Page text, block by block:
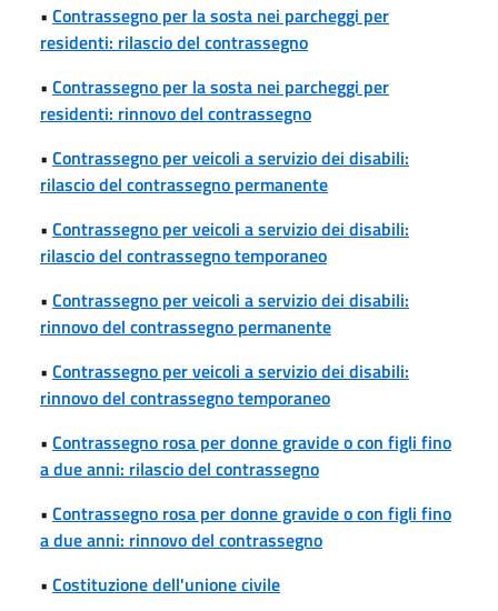
• Contrassegno per la sosta nei parcheggi per
residenti: rilascio del contrassegno
• Contrassegno per la sosta nei parcheggi per
residenti: rinnovo del contrassegno
• Contrassegno per veicoli a servizio dei disabili:
rilascio del contrassegno permanente
• Contrassegno per veicoli a servizio dei disabili:
rilascio del contrassegno temporaneo
• Contrassegno per veicoli a servizio dei disabili:
rinnovo del contrassegno permanente
• Contrassegno per veicoli a servizio dei disabili:
rinnovo del contrassegno temporaneo
• Contrassegno rosa per donne gravide o con figli fino
a due anni: rilascio del contrassegno
• Contrassegno rosa per donne gravide o con figli fino
a due anni: rinnovo del contrassegno
• Costituzione dell'unione civile